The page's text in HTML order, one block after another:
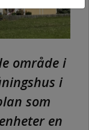
område i
i
som
en